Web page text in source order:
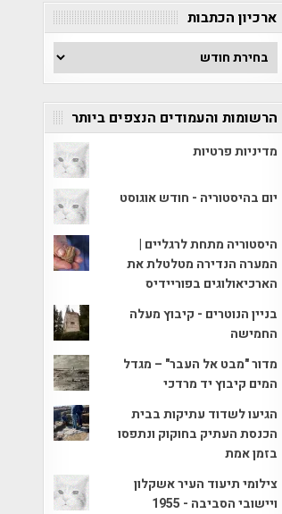
ארכיון הכתבות
ארכיון
הכתבות
הרשומות והעמודים הנצפים ביותר
מדיניות פרטיות
יום בהיסטוריה - חודש אוגוסט
היסטוריה מתחת לרגליים |
המערה הנדירה מטלטלת את
הארכיאולוגים בפוריידיס
בניין הנוטרים - קיבוץ מעלה
החמישה
מדור "מבט אל העבר" – מגדל
המים קיבוץ יד מרדכי
הגיעו לשדוד עתיקות בבית
הכנסת העתיק בחוקוק ונתפסו
בזמן אמת
צילומי תיעוד העיר אשקלון
ויישובי הסביבה - 1955